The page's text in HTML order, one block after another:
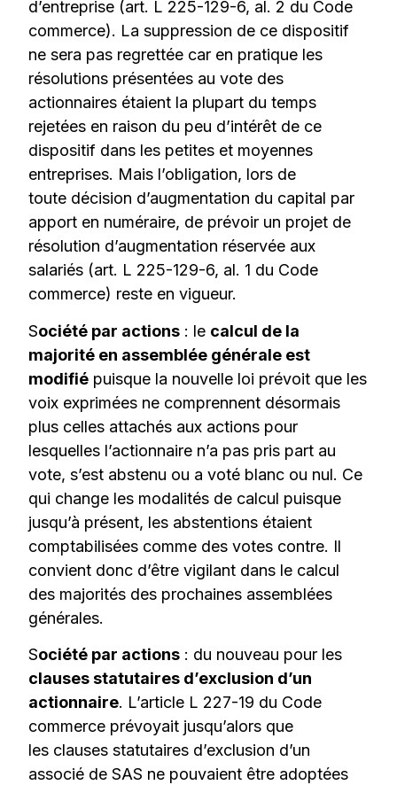
d’entreprise (art. L 225-129-6, al. 2 du Code
commerce). La suppression de ce dispositif
ne sera pas regrettée car en pratique les
résolutions présentées au vote des
actionnaires étaient la plupart du temps
rejetées en raison du peu d’intérêt de ce
dispositif dans les petites et moyennes
entreprises. Mais l’obligation, lors de
toute décision d’augmentation du capital par
apport en numéraire, de prévoir un projet de
résolution d’augmentation réservée aux
salariés (art. L 225-129-6, al. 1 du Code
commerce) reste en vigueur.
Société par actions : le calcul de la
majorité en assemblée générale est
modifié puisque la nouvelle loi prévoit que les
voix exprimées ne comprennent désormais
plus celles attachés aux actions pour
lesquelles l’actionnaire n’a pas pris part au
vote, s’est abstenu ou a voté blanc ou nul. Ce
qui change les modalités de calcul puisque
jusqu’à présent, les abstentions étaient
comptabilisées comme des votes contre. Il
convient donc d’être vigilant dans le calcul
des majorités des prochaines assemblées
générales.
Société par actions : du nouveau pour les
clauses statutaires d’exclusion d’un
actionnaire. L’article L 227-19 du Code
commerce prévoyait jusqu’alors que
les clauses statutaires d’exclusion d’un
associé de SAS ne pouvaient être adoptées